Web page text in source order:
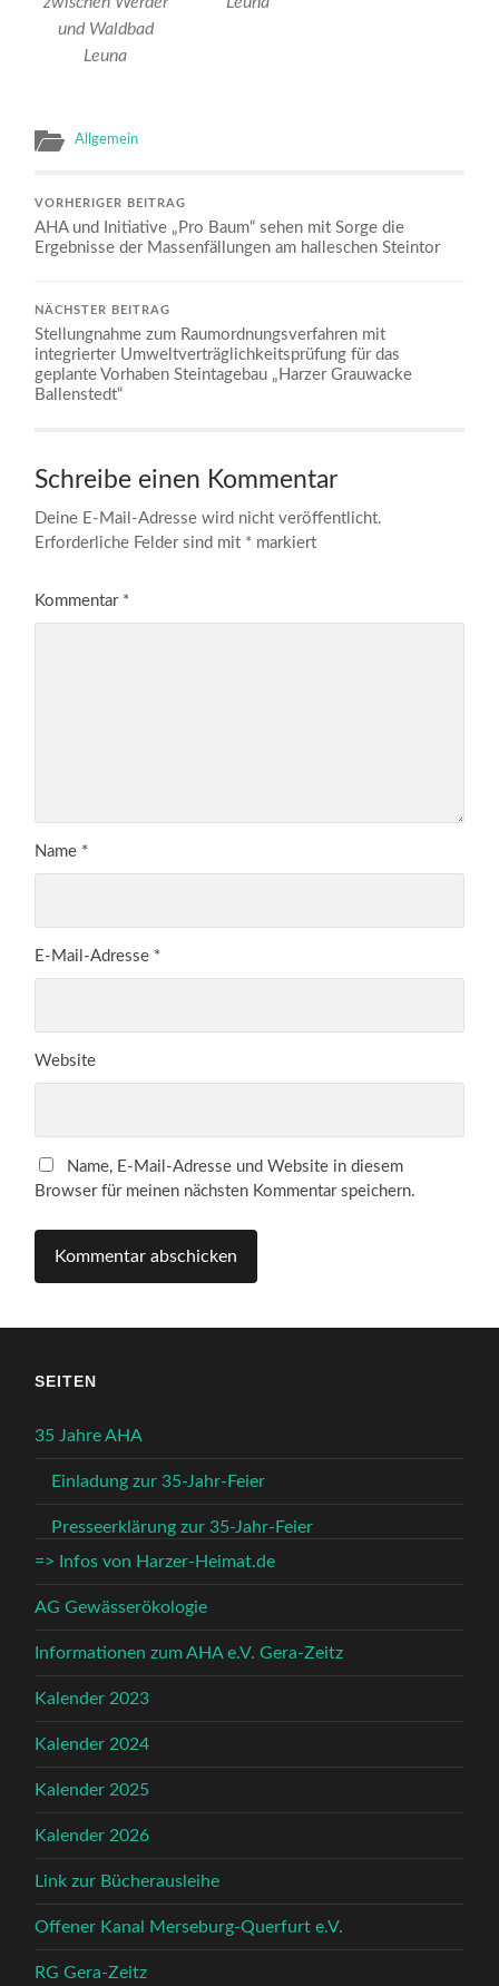
und Waldbad
Leuna
Allgemein
VORHERIGER BEITRAG
AHA und Initiative „Pro Baum“ sehen mit Sorge die
Ergebnisse der Massenfällungen am halleschen Steintor
NÄCHSTER BEITRAG
Stellungnahme zum Raumordnungsverfahren mit
integrierter Umweltverträglichkeitsprüfung für das
geplante Vorhaben Steintagebau „Harzer Grauwacke
Ballenstedt“
Schreibe einen Kommentar
Deine E-Mail-Adresse wird nicht veröffentlicht.
Erforderliche Felder sind mit * markiert
Kommentar *
Name *
E-Mail-Adresse *
Website
Name, E-Mail-Adresse und Website in diesem
Browser für meinen nächsten Kommentar speichern.
SEITEN
35 Jahre AHA
Einladung zur 35-Jahr-Feier
Presseerklärung zur 35-Jahr-Feier
=> Infos von Harzer-Heimat.de
AG Gewässerökologie
Informationen zum AHA e.V. Gera-Zeitz
Kalender 2023
Kalender 2024
Kalender 2025
Kalender 2026
Link zur Bücherausleihe
Offener Kanal Merseburg-Querfurt e.V.
RG Gera-Zeitz